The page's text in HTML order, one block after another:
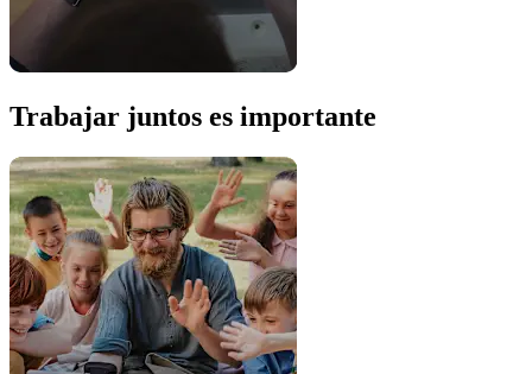
Trabajar juntos es importante